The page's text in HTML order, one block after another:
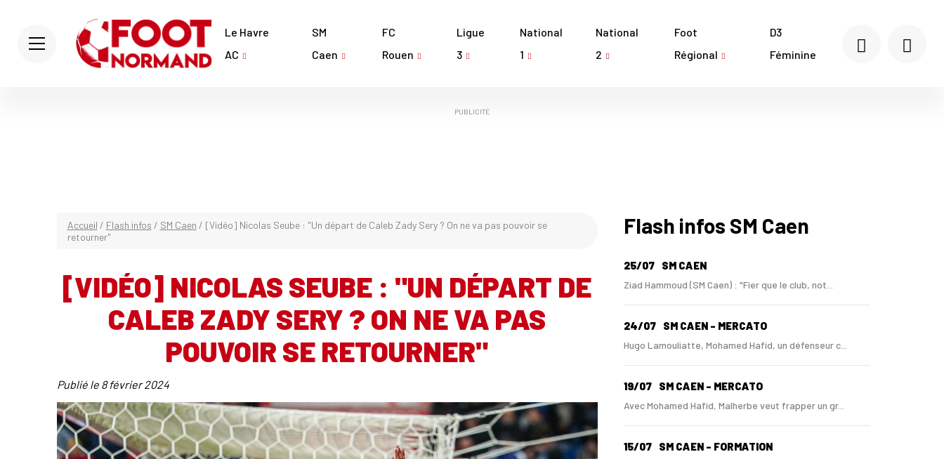
Le Havre
AC
SM
Caen
FC
Rouen
Ligue
3
National
1
National
2
Foot
Régional
D3
Féminine
PUBLICITÉ
Accueil / Flash infos / SM Caen / [Vidéo] Nicolas Seube : "Un départ de Caleb Zady Sery ? On ne va pas pouvoir se
retourner"
[VIDÉO] NICOLAS SEUBE : "UN DÉPART DE
CALEB ZADY SERY ? ON NE VA PAS
POUVOIR SE RETOURNER"
Publié le 8 février 2024
Flash infos SM Caen
25/07 SM CAEN
Ziad Hammoud (SM Caen) : "Fier que le club, not...
24/07 SM CAEN - MERCATO
Hugo Lamouliatte, Mohamed Hafid, un défenseur c...
19/07 SM CAEN - MERCATO
Avec Mohamed Hafid, Malherbe veut frapper un gr...
15/07 SM CAEN - FORMATION